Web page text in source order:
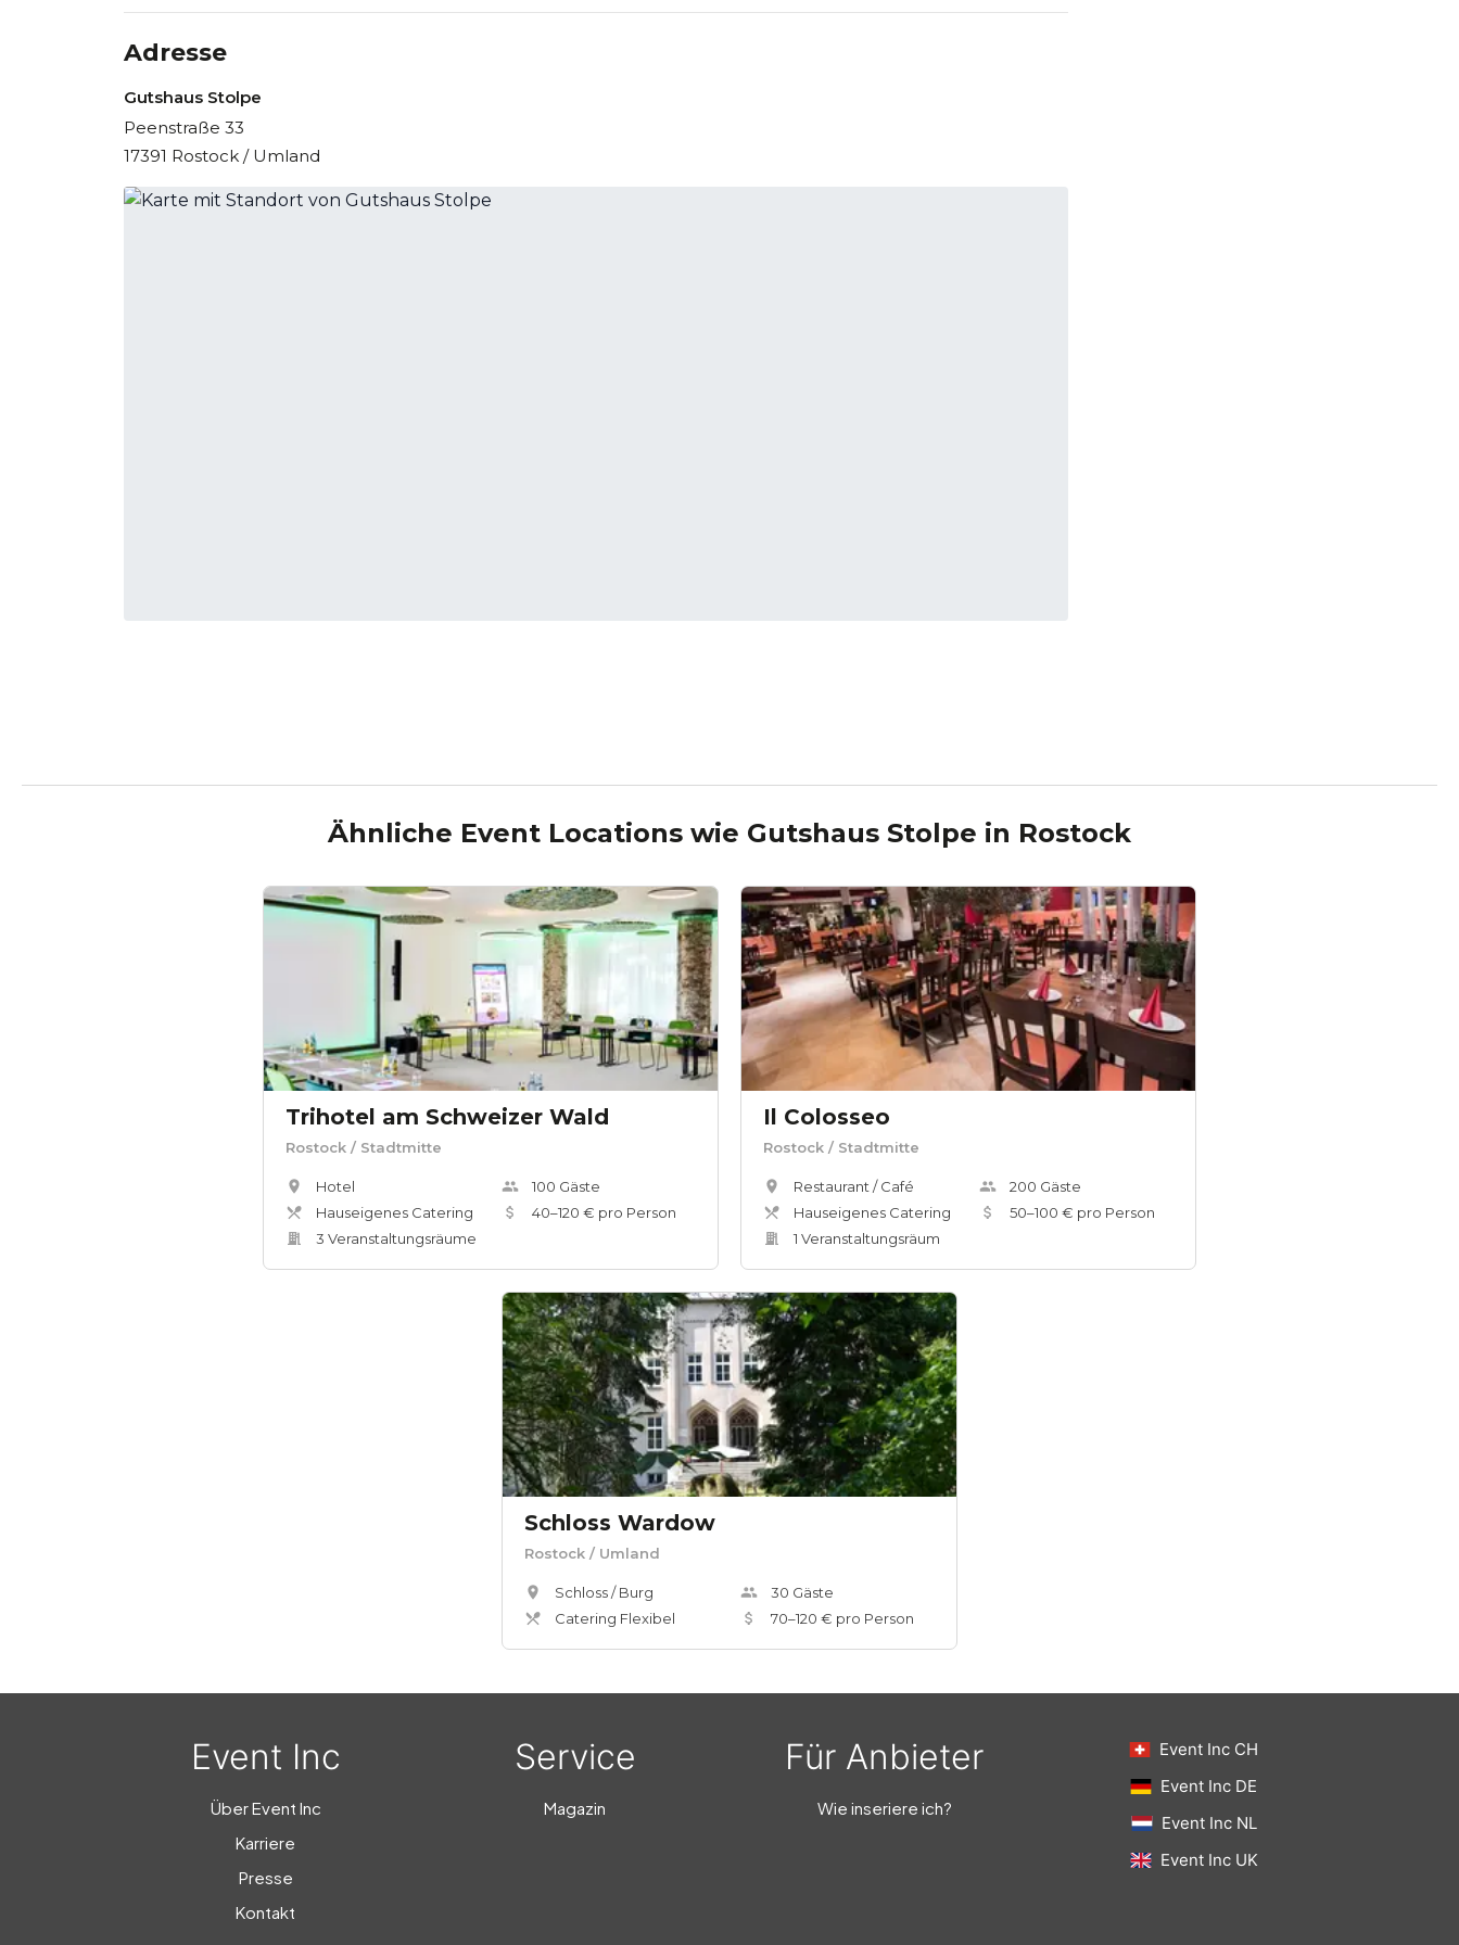
Adresse
Gutshaus Stolpe
Peenstraße 33
17391 Rostock / Umland
Ähnliche Event Locations wie Gutshaus Stolpe in Rostock
Trihotel am Schweizer Wald
Rostock / Stadtmitte
Hotel
Hauseigenes Catering
3 Veranstaltungsräume
100 Gäste
40–120 € pro Person
Il Colosseo
Rostock / Stadtmitte
Restaurant / Café
Hauseigenes Catering
1 Veranstaltungsräum
200 Gäste
50–100 € pro Person
Schloss Wardow
Rostock / Umland
Schloss / Burg
Catering Flexibel
30 Gäste
70–120 € pro Person
Event Inc
Über Event Inc
Karriere
Presse
Kontakt
Service
Magazin
Für Anbieter
Wie inseriere ich?
Event Inc CH
Event Inc DE
Event Inc NL
Event Inc UK